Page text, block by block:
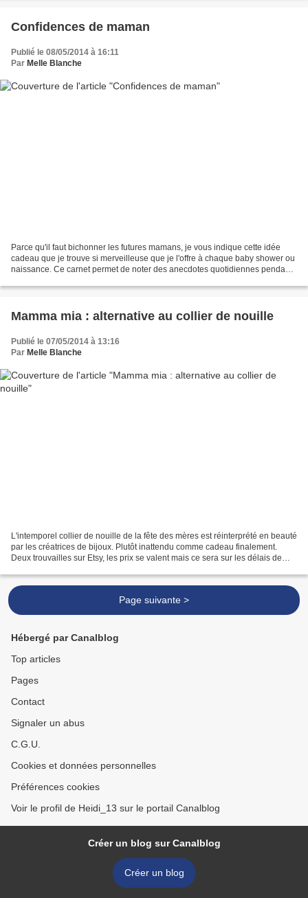
Confidences de maman
Publié le 08/05/2014 à 16:11
Par Melle Blanche
Parce qu'il faut bichonner les futures mamans, je vous indique cette idée
cadeau que je trouve si merveilleuse que je l'offre à chaque baby shower ou
naissance. Ce carnet permet de noter des anecdotes quotidiennes pendant
Mamma mia : alternative au collier de nouille
Publié le 07/05/2014 à 13:16
Par Melle Blanche
L'intemporel collier de nouille de la fête des mères est réinterprété en beauté
par les créatrices de bijoux. Plutôt inattendu comme cadeau finalement.
Deux trouvailles sur Etsy, les prix se valent mais ce sera sur les délais de
Page suivante >
Hébergé par Canalblog
Top articles
Pages
Contact
Signaler un abus
C.G.U.
Cookies et données personnelles
Préférences cookies
Voir le profil de Heidi_13 sur le portail Canalblog
Créer un blog sur Canalblog
Créer un blog